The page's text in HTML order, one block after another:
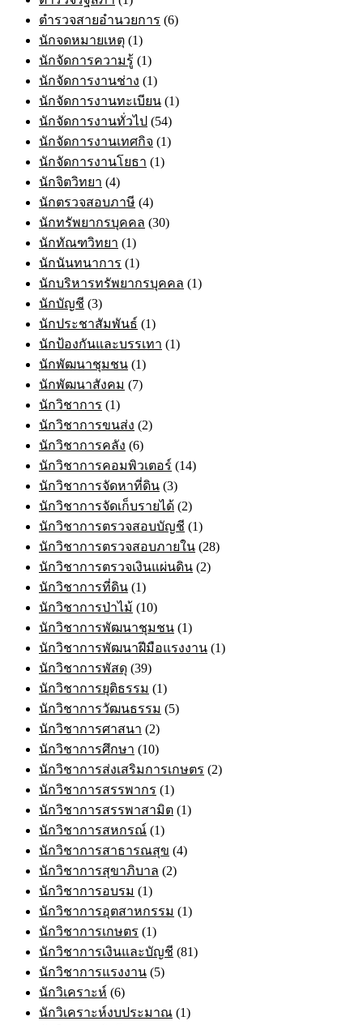
ตำรวจสายอำนวยการ (6)
นักจดหมายเหตุ (1)
นักจัดการความรู้ (1)
นักจัดการงานช่าง (1)
นักจัดการงานทะเบียน (1)
นักจัดการงานทั่วไป (54)
นักจัดการงานเทศกิจ (1)
นักจัดการงานโยธา (1)
นักจิตวิทยา (4)
นักตรวจสอบภาษี (4)
นักทรัพยากรบุคคล (30)
นักทัณฑวิทยา (1)
นักนันทนาการ (1)
นักบริหารทรัพยากรบุคคล (1)
นักบัญชี (3)
นักประชาสัมพันธ์ (1)
นักป้องกันและบรรเทา (1)
นักพัฒนาชุมชน (1)
นักพัฒนาสังคม (7)
นักวิชาการ (1)
นักวิชาการขนส่ง (2)
นักวิชาการคลัง (6)
นักวิชาการคอมพิวเตอร์ (14)
นักวิชาการจัดหาที่ดิน (3)
นักวิชาการจัดเก็บรายได้ (2)
นักวิชาการตรวจสอบบัญชี (1)
นักวิชาการตรวจสอบภายใน (28)
นักวิชาการตรวจเงินแผ่นดิน (2)
นักวิชาการที่ดิน (1)
นักวิชาการป่าไม้ (10)
นักวิชาการพัฒนาชุมชน (1)
นักวิชาการพัฒนาฝีมือแรงงาน (1)
นักวิชาการพัสดุ (39)
นักวิชาการยุติธรรม (1)
นักวิชาการวัฒนธรรม (5)
นักวิชาการศาสนา (2)
นักวิชาการศึกษา (10)
นักวิชาการส่งเสริมการเกษตร (2)
นักวิชาการสรรพากร (1)
นักวิชาการสรรพาสามิต (1)
นักวิชาการสหกรณ์ (1)
นักวิชาการสาธารณสุข (4)
นักวิชาการสุขาภิบาล (2)
นักวิชาการอบรม (1)
นักวิชาการอุตสาหกรรม (1)
นักวิชาการเกษตร (1)
นักวิชาการเงินและบัญชี (81)
นักวิชาการแรงงาน (5)
นักวิเคราะห์ (6)
นักวิเคราะห์งบประมาณ (1)